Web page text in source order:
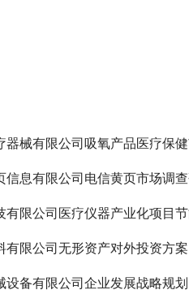
械有限公司吸氧产品医疗保健市场
信息有限公司电信黄页市场调
限公司医疗仪器产业化项目节能
有限公司无形资产对外投资方案
设备有限公司企业发展战略规划